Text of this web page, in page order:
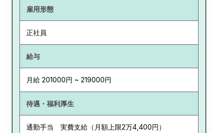
雇用形態
正社員
給与
月給 201000円 ~ 219000円
待遇・福利厚生
通勤手当 実費支給（月額上限2万4,400円）